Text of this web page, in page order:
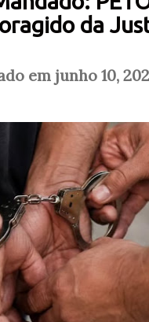
da
em junho 10,